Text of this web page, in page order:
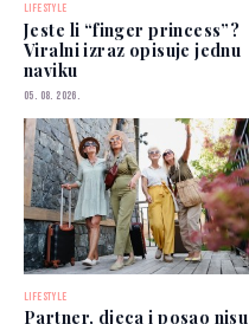
LIFESTYLE
Jeste li “finger princess”?
Viralni izraz opisuje jednu
naviku
05. 08. 2026.
LIFESTYLE
Partner, djeca i posao nisu